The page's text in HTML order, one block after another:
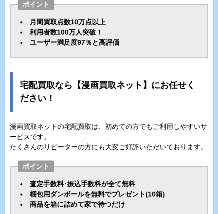
ポイント
月間買取点数10万点以上
利用者数100万人突破！
ユーザー満足度97％と高評価
宅配買取なら【漫画買取ネット】にお任せく
ださい！
漫画買取ネットの宅配買取は、初めての方でもご利用しやすいサ
ービスです。
たくさんのリピーターの方にも大変ご好評いただいております。
ポイント
査定手数料･振込手数料が全て無料
梱包用ダンボールを無料でプレゼント(10箱)
商品を箱に詰めて家で待つだけ